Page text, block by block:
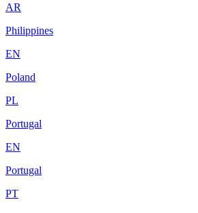
AR
Philippines
EN
Poland
PL
Portugal
EN
Portugal
PT